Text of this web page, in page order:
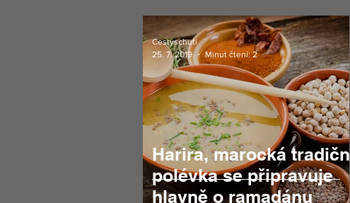
Harira, marocká tradiční
polévka se připravuje
hlavně o ramadánu
Cestyschuti
25. 7. 2019
Minut čtení: 2